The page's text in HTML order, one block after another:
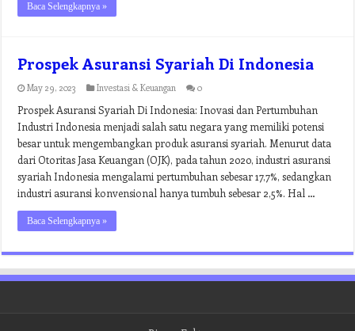
Baca Selengkapnya »
Prospek Asuransi Syariah Di Indonesia
May 29, 2023 Investasi & Keuangan 0
Prospek Asuransi Syariah Di Indonesia: Inovasi dan Pertumbuhan
Industri Indonesia menjadi salah satu negara yang memiliki potensi
besar untuk mengembangkan produk asuransi syariah. Menurut data
dari Otoritas Jasa Keuangan (OJK), pada tahun 2020, industri asuransi
syariah Indonesia mengalami pertumbuhan sebesar 17,7%, sedangkan
industri asuransi konvensional hanya tumbuh sebesar 2,5%. Hal …
Baca Selengkapnya »